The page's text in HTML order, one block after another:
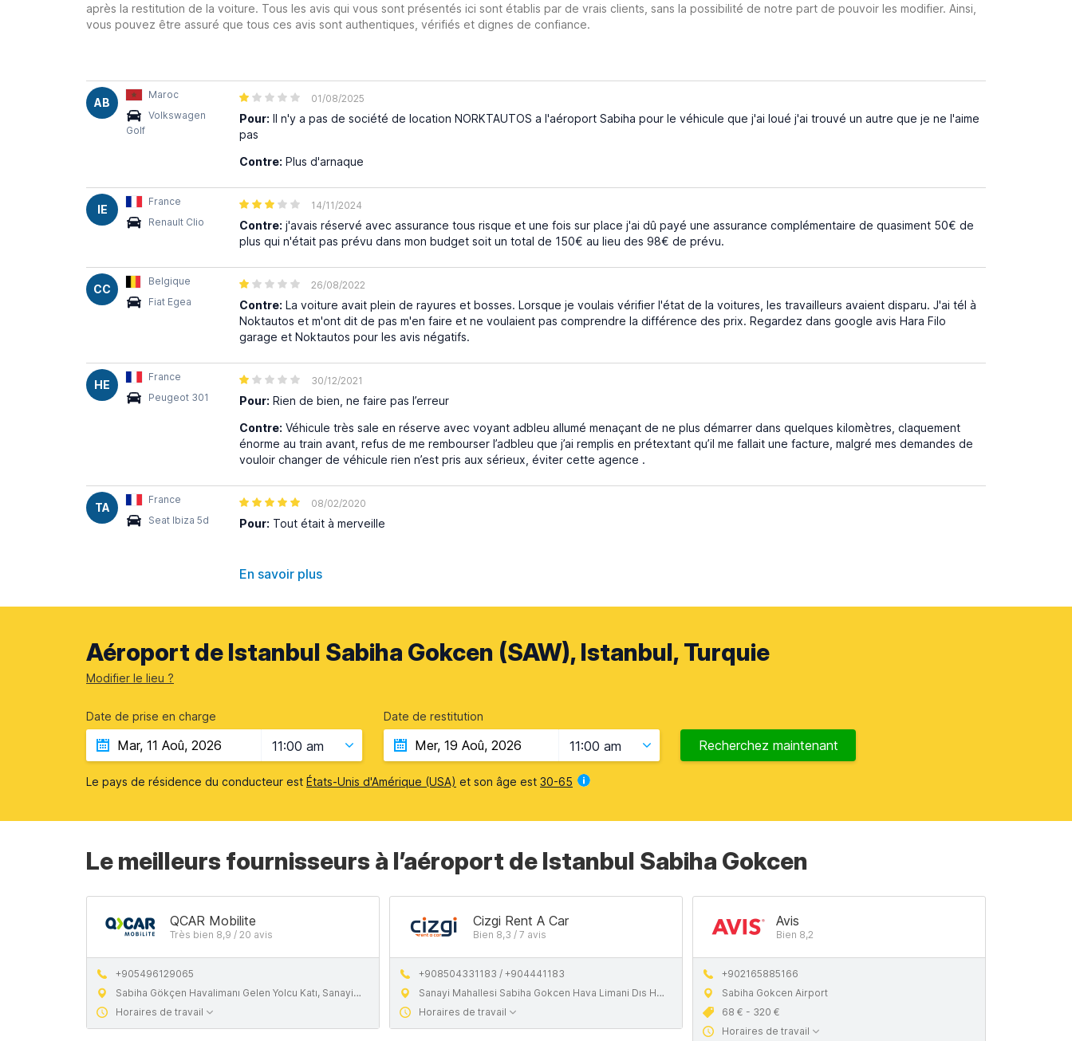
après la restitution de la voiture. Tous les avis qui vous sont présentés ici sont établis par de vrais clients, sans la possibilité de notre part de pouvoir les modifier. Ainsi,
vous pouvez être assuré que tous ces avis sont authentiques, vérifiés et dignes de confiance.
AB
Maroc
Volkswagen
Golf
01/08/2025
Pour: Il n'y a pas de société de location NORKTAUTOS a l'aéroport Sabiha pour le véhicule que j'ai loué j'ai trouvé un autre que je ne l'aime
pas
Contre: Plus d'arnaque
IE
France
Renault Clio
14/11/2024
Contre: j'avais réservé avec assurance tous risque et une fois sur place j'ai dû payé une assurance complémentaire de quasiment 50€ de
plus qui n'était pas prévu dans mon budget soit un total de 150€ au lieu des 98€ de prévu.
CC
Belgique
Fiat Egea
26/08/2022
Contre: La voiture avait plein de rayures et bosses. Lorsque je voulais vérifier l'état de la voitures, les travailleurs avaient disparu. J'ai tél à
Noktautos et m'ont dit de pas m'en faire et ne voulaient pas comprendre la différence des prix. Regardez dans google avis Hara Filo
garage et Noktautos pour les avis négatifs.
HE
France
Peugeot 301
30/12/2021
Pour: Rien de bien, ne faire pas l’erreur
Contre: Véhicule très sale en réserve avec voyant adbleu allumé menaçant de ne plus démarrer dans quelques kilomètres, claquement
énorme au train avant, refus de me rembourser l’adbleu que j’ai remplis en prétextant qu’il me fallait une facture, malgré mes demandes de
vouloir changer de véhicule rien n’est pris aux sérieux, éviter cette agence .
TA
France
Seat Ibiza 5d
08/02/2020
Pour: Tout était à merveille
En savoir plus
Aéroport de Istanbul Sabiha Gokcen (SAW), Istanbul, Turquie
Modifier le lieu ?
Date de prise en charge
11:00 am
Date de restitution
11:00 am Recherchez maintenant
Le pays de résidence du conducteur est États-Unis d'Amérique (USA) et son âge est 30-65
Le meilleurs fournisseurs à l’aéroport de Istanbul Sabiha Gokcen
QCAR Mobilite
Très bien 8,9 / 20 avis
+905496129065
Sabiha Gökçen Havalimanı Gelen Yolcu Katı, Sanayi Mahallesi 34906 Pendik Istanbul
Horaires de travail
Cizgi Rent A Car
Bien 8,3 / 7 avis
+908504331183 / +904441183
Sanayi Mahallesi Sabiha Gokcen Hava Limani Dıs Hatlar Terminali, 34906 Pendik, Turkiye
Horaires de travail
Avis
Bien 8,2
+902165885166
Sabiha Gokcen Airport
68 € - 320 €
Horaires de travail